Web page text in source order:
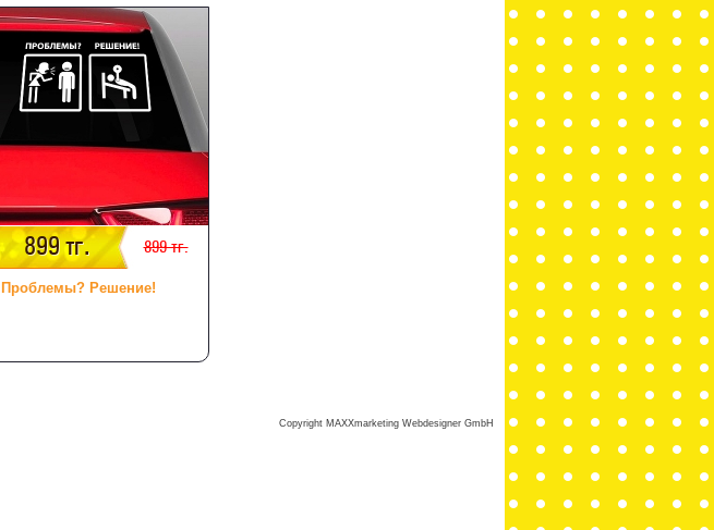
899 тг. 899 тг.
Проблемы? Решение!
Copyright MAXXmarketing Webdesigner GmbH